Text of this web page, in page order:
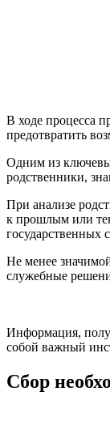
В ходе процесса
предотвратить
Одним из
родственники,
При анализе
к прошлым или
государственных
Не менее
служебные
Информация,
собой важный
Сбор